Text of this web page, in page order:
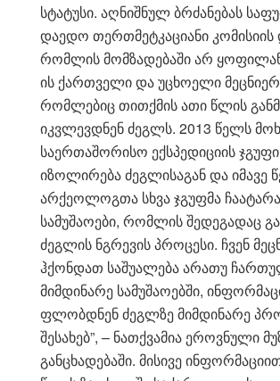
სტატუსი. აღნიშნულ ბრძანებას
დაედო თერთმეტკაციანი კომისიის
რომლის მომზადებაში არ
ის ქართველი და უცხოელი
რომლებიც თითქმის ათი წლის
იკვლევდნენ ძეგლს. 2013 წელს
საერთაშორისო ექსპედიციის
იზოლირება ძეგლისაგან და იმავე
არქეოლოგთა სხვა ჯგუფმა ჩაატარა
სამუშაოები, რომლის შედეგადაც
ძეგლის ნგრევის პროცესი. ჩვენ
ჰქონდათ საშუალება არათუ
მიმდინარე სამუშაოებში,
ფლობდნენ ძეგლზე მიმდინარე
შესახებ”, – ნათქვამია ეროვნული
განცხადებაში. მისივე